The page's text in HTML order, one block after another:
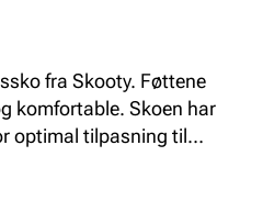
fra Skooty. Føttene
komfortable. Skoen har
optimal tilpasning til
ta skoene av og på.